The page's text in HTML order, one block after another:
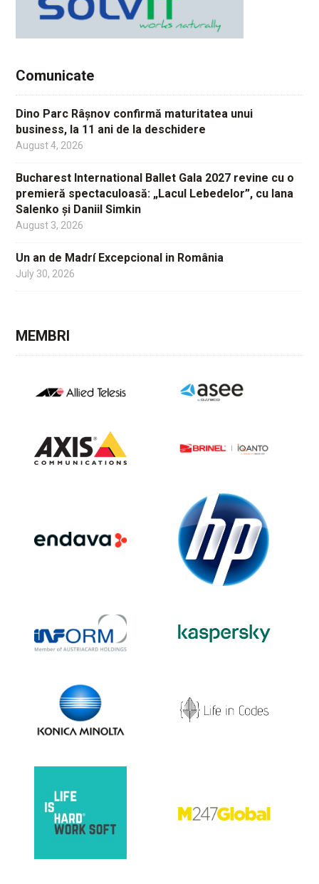
Comunicate
Dino Parc Râșnov confirmă maturitatea unui
business, la 11 ani de la deschidere
August 4, 2026
Bucharest International Ballet Gala 2027 revine cu o
premieră spectaculoasă: „Lacul Lebedelor”, cu Iana
Salenko și Daniil Simkin
August 3, 2026
Un an de Madrí Excepcional in România
July 30, 2026
MEMBRI